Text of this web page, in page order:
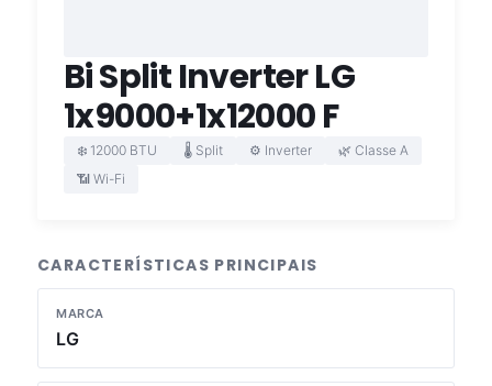
Bi Split Inverter LG
1x9000+1x12000 F
❄️ 12000 BTU 🌡️ Split ⚙️ Inverter
🌿 Classe A
📶 Wi-Fi
CARACTERÍSTICAS PRINCIPAIS
MARCA
LG